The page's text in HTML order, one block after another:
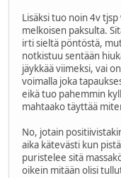
Lisäksi tuo noin 4v
melkoisen paksulta.
irti sieltä pöntöstä,
notkistuu sentään
jäykkää viimeksi, vai
voimalla joka
eikä tuo pahemmin
mahtaako täyttää
No, jotain
aika kätevästi kun
puristelee sitä
oikein mitään olisi